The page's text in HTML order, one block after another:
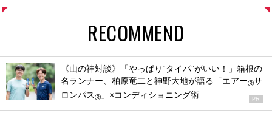
RECOMMEND
《山の神対談》「やっぱり“タイパ”がいい！」箱根の
名ランナー、柏原竜二と神野大地が語る「エアー®サ
ロンパス® 」×コンディショニング術 PR